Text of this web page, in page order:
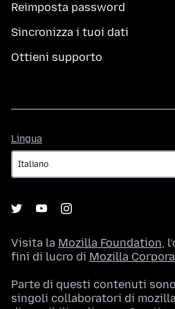
Reimposta password
Sincronizza i tuoi dati
Ottieni supporto
Lingua
Visita la Mozilla Foundation,
fini di lucro di Mozilla
Parte di questi contenuti
singoli collaboratori di